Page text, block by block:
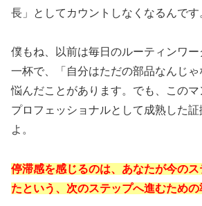
長」としてカウントしなくなるんです
僕もね、以前は毎日のルーティンワ
一杯で、「自分はただの部品なんじ
悩んだことがあります。でも、この
プロフェッショナルとして成熟した
よ。
停滞感を感じるのは、あなたが今のス
たという、次のステップへ進むため